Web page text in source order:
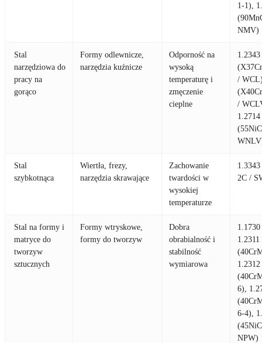
1-1),
NMV)
Stal
narzędziowa do
pracy na
gorąco
Formy odlewnicze,
narzędzia kuźnicze
Odporność na
wysoką
temperaturę i
zmęczenie
cieplne
1.2343
/
/
1.2714
Stal
szybkotnąca
Wiertła, frezy,
narzędzia skrawające
Zachowanie
twardości w
wysokiej
temperaturze
2C /
Stal na formy i
matryce do
tworzyw
sztucznych
Formy wtryskowe,
formy do tworzyw
Dobra
obrabialność i
stabilność
wymiarowa
1.2311
1.2312
6),
6-4),
NPW)